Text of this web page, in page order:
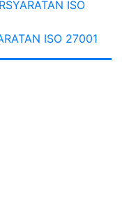
ISO
ISO 27001